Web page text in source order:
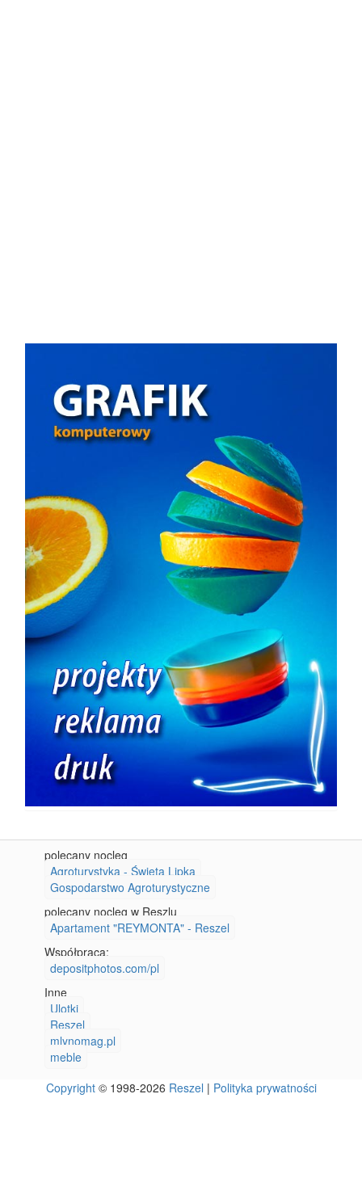
polecany nocleg
Agroturystyka - Święta Lipka
Gospodarstwo Agroturystyczne
polecany nocleg w Reszlu
Apartament "REYMONTA" - Reszel
Współpraca:
depositphotos.com/pl
Inne
Ulotki
Reszel
mlynomag.pl
meble
Copyright© 1998-2026 Reszel | Polityka prywatności